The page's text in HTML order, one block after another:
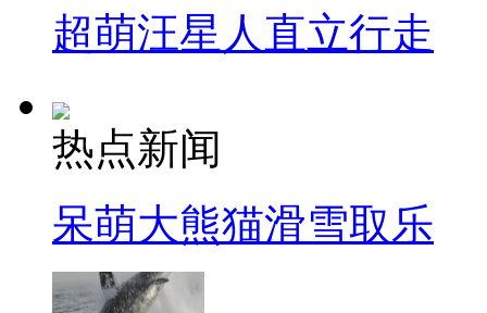
超萌汪星人直立行走
热点新闻
呆萌大熊猫滑雪取乐